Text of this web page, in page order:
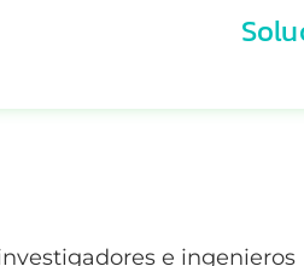
e ingenieros